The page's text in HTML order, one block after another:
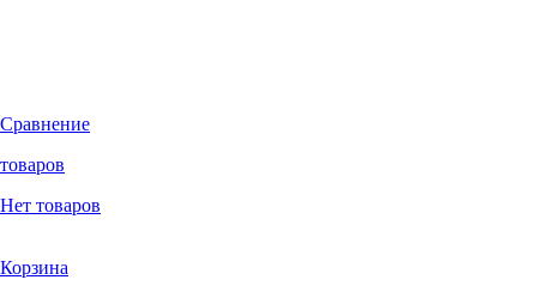
Сравнение
товаров
Нет товаров
Корзина